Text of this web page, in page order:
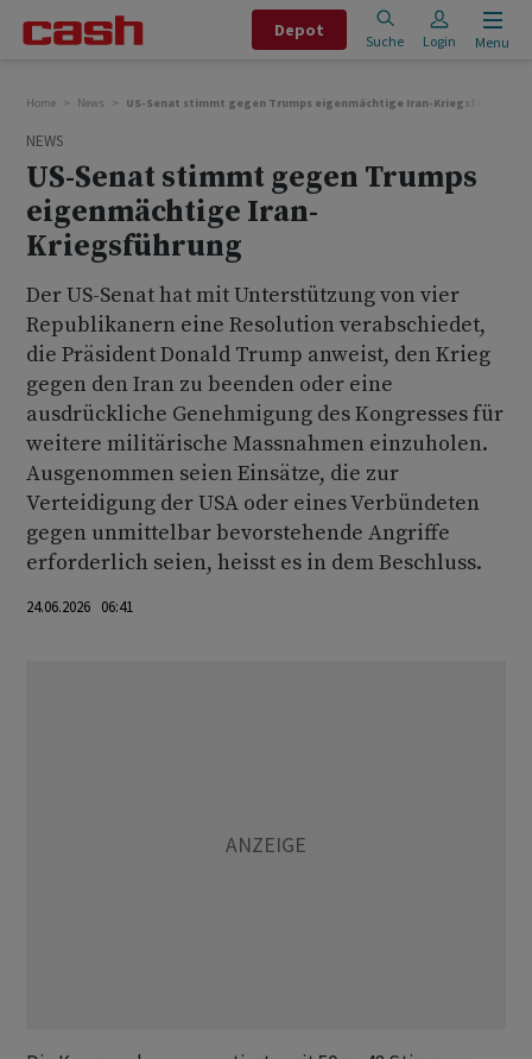
Depot
Suche Login Menu
Home News US-Senat stimmt gegen Trumps eigenmächtige Iran-Kriegsführung
NEWS
US-Senat stimmt gegen Trumps
eigenmächtige Iran-
Kriegsführung
Der US-Senat hat mit Unterstützung von vier
Republikanern eine Resolution verabschiedet,
die Präsident Donald Trump anweist, den Krieg
gegen den Iran zu beenden oder eine
ausdrückliche Genehmigung des Kongresses für
weitere militärische Massnahmen einzuholen.
Ausgenommen seien Einsätze, die zur
Verteidigung der USA oder eines Verbündeten
gegen unmittelbar bevorstehende Angriffe
erforderlich seien, heisst es in dem Beschluss.
24.06.2026 06:41